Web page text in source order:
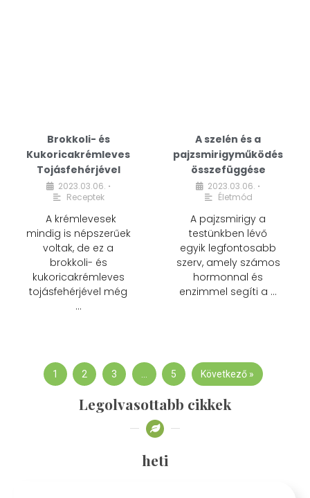
Brokkoli- és
Kukoricakrémleves
Tojásfehérjével
2023.03.06. •
Receptek
A krémlevesek
mindig is népszerűek
voltak, de ez a
brokkoli- és
kukoricakrémleves
tojásfehérjével még
…
A szelén és a
pajzsmirigyműködés
összefüggése
2023.03.06. •
Életmód
A pajzsmirigy a
testünkben lévő
egyik legfontosabb
szerv, amely számos
hormonnal és
enzimmel segíti a …
1 2 3 … 5 Következő »
Legolvasottabb cikkek
heti